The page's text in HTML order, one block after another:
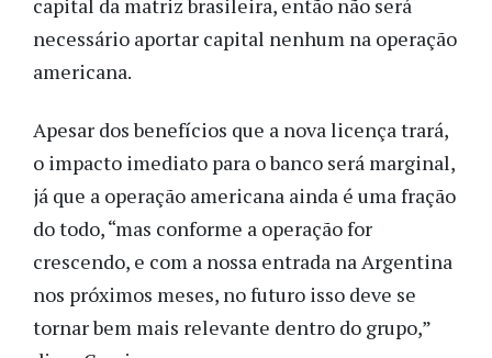
capital da matriz brasileira, então não será
necessário aportar capital nenhum na operação
americana.
Apesar dos benefícios que a nova licença trará,
o impacto imediato para o banco será marginal,
já que a operação americana ainda é uma fração
do todo, “mas conforme a operação for
crescendo, e com a nossa entrada na Argentina
nos próximos meses, no futuro isso deve se
tornar bem mais relevante dentro do grupo,”